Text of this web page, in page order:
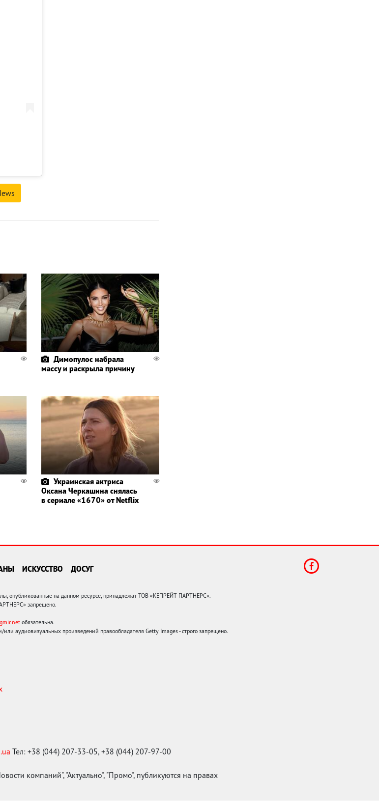
Димопулос набрала
массу и раскрыла причину
Украинская актриса
Оксана Черкашина снялась
в сериале «1670» от Netflix
ИСКУССТВО ДОСУГ
на данном ресурсе, принадлежат ТОВ «КЕПРЕЙТ ПАРТНЕРС».
запрещено.
обязательна.
аудиовизуальных произведений правообладателя Getty Images - строго запрещено.
Тел: +38 (044) 207-33-05, +38 (044) 207-97-00
компаний", "Актуально", "Промо", публикуются на правах